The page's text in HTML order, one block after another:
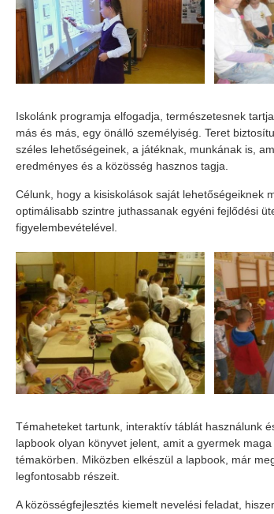
Iskolánk programja elfogadja, természetesnek
más és más, egy önálló személyiség. Teret
széles lehetőségeinek, a játéknak, munkának is,
eredményes és a közösség hasznos tagja.
Célunk, hogy a kisiskolások saját lehetőségeiknek
optimálisabb szintre juthassanak egyéni fejlődési
figyelembevételével.
Témaheteket tartunk, interaktív táblát használunk
lapbook olyan könyvet jelent, amit a gyermek
témakörben. Miközben elkészül a lapbook, már
legfontosabb részeit.
A közösségfejlesztés kiemelt nevelési feladat,